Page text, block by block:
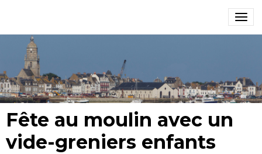
Fête au moulin avec un
vide-greniers enfants